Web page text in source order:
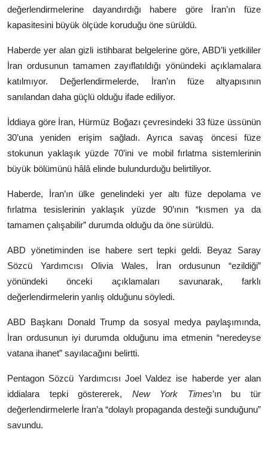
değerlendirmelerine dayandırdığı habere göre İran’ın füze
kapasitesini büyük ölçüde koruduğu öne sürüldü.
Haberde yer alan gizli istihbarat belgelerine göre, ABD’li yetkililer
İran ordusunun tamamen zayıflatıldığı yönündeki açıklamalara
katılmıyor. Değerlendirmelerde, İran’ın füze altyapısının
sanılandan daha güçlü olduğu ifade ediliyor.
İddiaya göre İran, Hürmüz Boğazı çevresindeki 33 füze üssünün
30’una yeniden erişim sağladı. Ayrıca savaş öncesi füze
stokunun yaklaşık yüzde 70’ini ve mobil fırlatma sistemlerinin
büyük bölümünü hâlâ elinde bulundurduğu belirtiliyor.
Haberde, İran’ın ülke genelindeki yer altı füze depolama ve
fırlatma tesislerinin yaklaşık yüzde 90’ının “kısmen ya da
tamamen çalışabilir” durumda olduğu da öne sürüldü.
ABD yönetiminden ise habere sert tepki geldi. Beyaz Saray
Sözcü Yardımcısı Olivia Wales, İran ordusunun “ezildiği”
yönündeki önceki açıklamaları savunarak, farklı
değerlendirmelerin yanlış olduğunu söyledi.
ABD Başkanı Donald Trump da sosyal medya paylaşımında,
İran ordusunun iyi durumda olduğunu ima etmenin “neredeyse
vatana ihanet” sayılacağını belirtti.
Pentagon Sözcü Yardımcısı Joel Valdez ise haberde yer alan
iddialara tepki göstererek, New York Times’ın bu tür
değerlendirmelerle İran’a “dolaylı propaganda desteği sunduğunu”
savundu.